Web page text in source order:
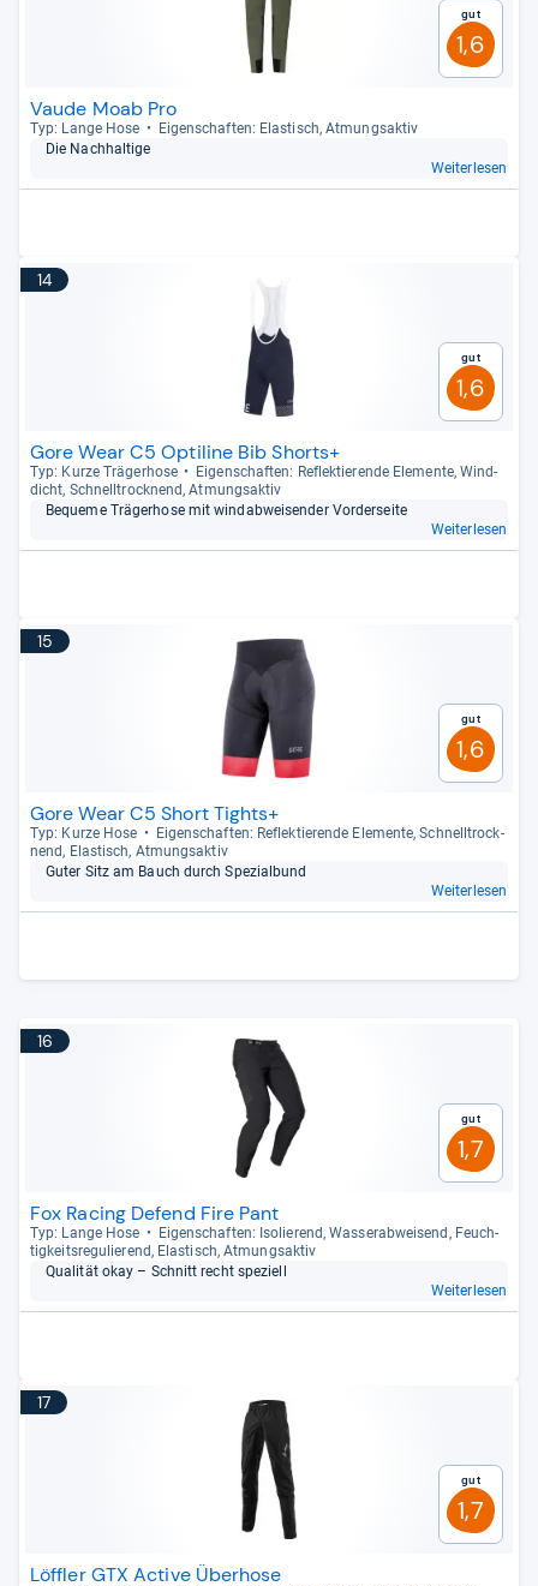
Gut
1,6
Vaude Moab Pro
Typ: Lange Hose
Eigen­schaf­ten: Elas­tisch, Atmungs­ak­tiv
Die Nach­hal­tige
Weiterlesen
14
Gut
1,6
Gore Wear C5 Optiline Bib Shorts+
Typ: Kurze Trä­ger­hose
Eigen­schaf­ten: Reflek­tie­rende Ele­mente, Wind­
dicht, Schnell­trock­nend, Atmungs­ak­tiv
Bequeme Trä­ger­hose mit wind­ab­wei­sen­der Vor­der­seite
Weiterlesen
15
Gut
1,6
Gore Wear C5 Short Tights+
Typ: Kurze Hose
Eigen­schaf­ten: Reflek­tie­rende Ele­mente, Schnell­trock­
nend, Elas­tisch, Atmungs­ak­tiv
Guter Sitz am Bauch durch Spe­zi­al­bund
Weiterlesen
16
Gut
1,7
Fox Racing Defend Fire Pant
Typ: Lange Hose
Eigen­schaf­ten: Iso­lie­rend, Was­ser­ab­wei­send, Feuch­
tig­keits­re­gu­lie­rend, Elas­tisch, Atmungs­ak­tiv
Qua­li­tät okay – Schnitt recht spe­zi­ell
Weiterlesen
17
Gut
1,7
Löffler GTX Active Überhose